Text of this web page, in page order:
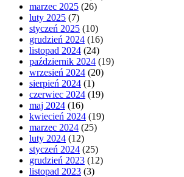
marzec 2025 (26)
luty 2025 (7)
styczeń 2025 (10)
grudzień 2024 (16)
listopad 2024 (24)
październik 2024 (19)
wrzesień 2024 (20)
sierpień 2024 (1)
czerwiec 2024 (19)
maj 2024 (16)
kwiecień 2024 (19)
marzec 2024 (25)
luty 2024 (12)
styczeń 2024 (25)
grudzień 2023 (12)
listopad 2023 (3)